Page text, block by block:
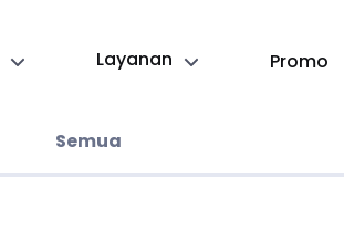
Layanan Promo
Semua